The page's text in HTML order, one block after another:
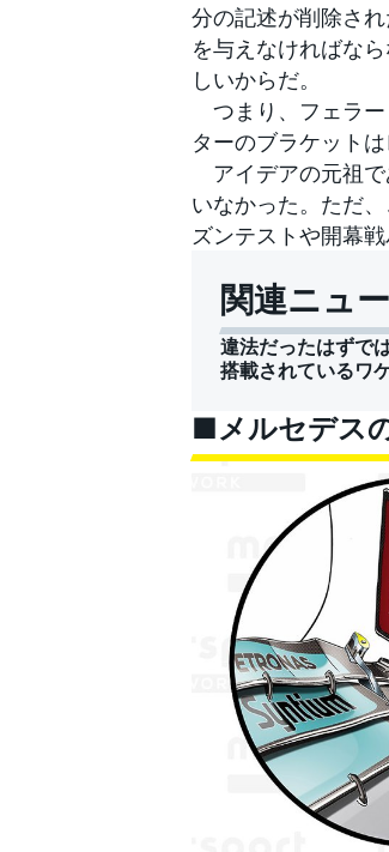
分の記述が削除さ
を与えなければな
しいからだ。
つまり、フェラー
ターのブラケット
アイデアの元祖で
いなかった。ただ
ズンテストや開幕
関連ニュ
違法だったはずで
搭載されているワ
■メルセデス